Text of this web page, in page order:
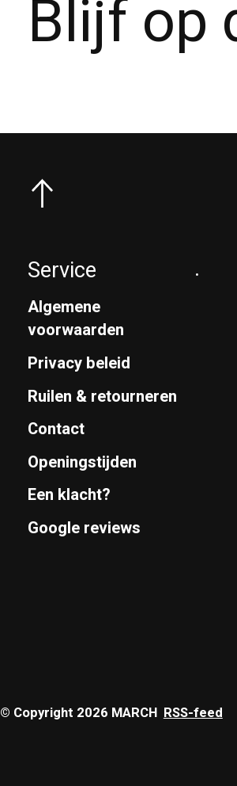
Blijf op
Service
Algemene
voorwaarden
Privacy beleid
Ruilen & retourneren
Contact
Openingstijden
Een klacht?
Google reviews
.
© Copyright 2026 MARCH RSS-feed